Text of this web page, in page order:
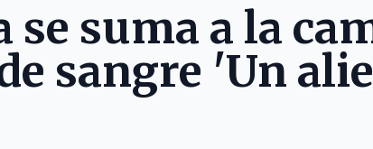
se suma a la
sangre 'Un